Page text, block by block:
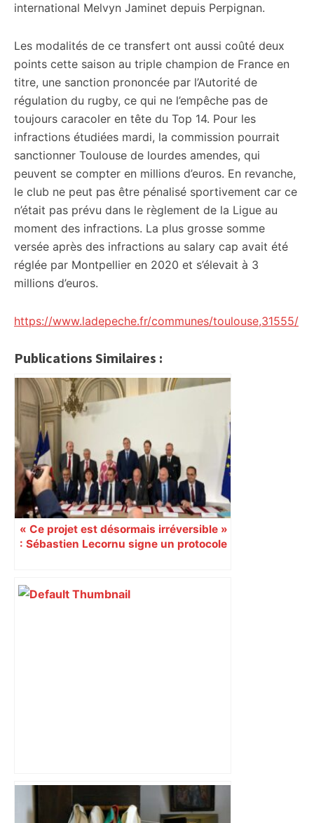
international Melvyn Jaminet depuis Perpignan.
Les modalités de ce transfert ont aussi coûté deux
points cette saison au triple champion de France en
titre, une sanction prononcée par l’Autorité de
régulation du rugby, ce qui ne l’empêche pas de
toujours caracoler en tête du Top 14. Pour les
infractions étudiées mardi, la commission pourrait
sanctionner Toulouse de lourdes amendes, qui
peuvent se compter en millions d’euros. En revanche,
le club ne peut pas être pénalisé sportivement car ce
n’était pas prévu dans le règlement de la Ligue au
moment des infractions. La plus grosse somme
versée après des infractions au salary cap avait été
réglée par Montpellier en 2020 et s’élevait à 3
millions d’euros.
https://www.ladepeche.fr/communes/toulouse,31555/
Publications Similaires :
« Ce projet est désormais irréversible »
: Sébastien Lecornu signe un protocole
Près de Toulouse : dans cette zone
économique, un axe majeur va être